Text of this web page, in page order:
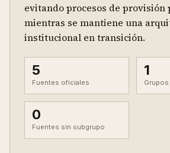
evitando procesos de provisión
mientras se mantiene una
institucional en transición.
5
Fuentes oficiales
1
0
Fuentes sin subgrupo